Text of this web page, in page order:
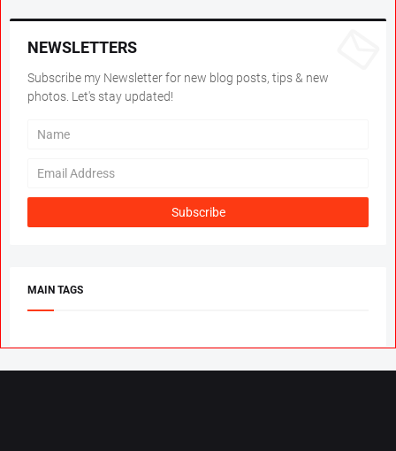
NEWSLETTERS
Subscribe my Newsletter for new blog posts, tips & new
photos. Let's stay updated!
MAIN TAGS